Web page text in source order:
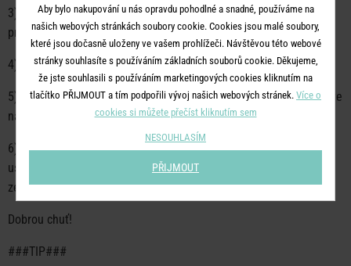
3) Nakonec přidejte sůl, bezový sirup a olej a vše dobře
promíchejte.
4) Takto připravené těsto nechte minimálně 20 minut odpočívat.
5) Citrusové plody oloupejte, ořízněte bílé zbytky kůry a nakrájejte
na kolečka.
6) Pánev na lívance vymažte troškou oleje a postupně lívance
usmažte. Ideálně na mírném ohni, aby se lívance propekly i
zevnitř.
Dobrou chuť!
###TIP###
Aby bylo nakupování u nás opravdu pohodlné a snadné, používáme na
našich webových stránkách soubory cookie. Cookies jsou malé soubory,
které jsou dočasně uloženy ve vašem prohlížeči. Návštěvou této webové
stránky souhlasíte s používáním základních souborů cookie. Děkujeme,
že jste souhlasili s používáním marketingových cookies kliknutím na
tlačítko PŘIJMOUT a tím podpořili vývoj našich webových stránek. Více o
cookies si můžete přečíst kliknutím sem
NESOUHLASÍM
PŘIJMOUT